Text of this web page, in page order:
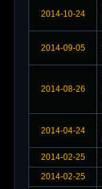
2014-10-24
2014-09-05
2014-08-26
2014-04-24
2014-02-25
2014-02-25